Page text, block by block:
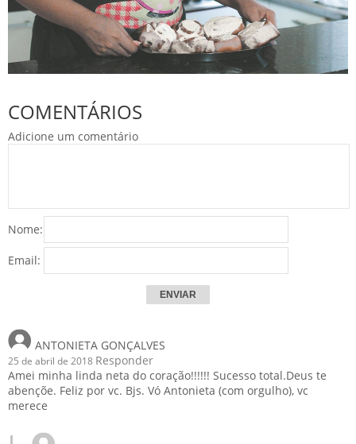
COMENTÁRIOS
Adicione um comentário
Nome:
Email:
ANTONIETA GONÇALVES
25 de abril de 2018 Responder
Amei minha linda neta do coração!!!!!! Sucesso total.Deus te
abençõe. Feliz por vc. Bjs. Vó Antonieta (com orgulho), vc
merece